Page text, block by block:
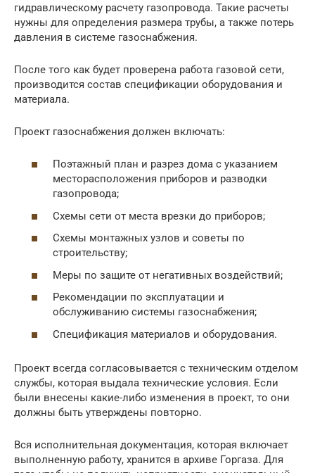
гидравлическому расчету газопровода. Такие расчеты
нужны для определения размера трубы, а также потерь
давления в системе газоснабжения.
После того как будет проверена работа газовой сети,
производится состав спецификации оборудования и
материала.
Проект газоснабжения должен включать:
Поэтажный план и разрез дома с указанием
месторасположения приборов и разводки
газопровода;
Схемы сети от места врезки до приборов;
Схемы монтажных узлов и советы по
строительству;
Меры по защите от негативных воздействий;
Рекомендации по эксплуатации и
обслуживанию системы газоснабжения;
Спецификация материалов и оборудования.
Проект всегда согласовывается с техническим отделом
службы, которая выдала технические условия. Если
были внесены какие-либо изменения в проект, то они
должны быть утверждены повторно.
Вся исполнительная документация, которая включает
выполненную работу, хранится в архиве Горгаза. Для